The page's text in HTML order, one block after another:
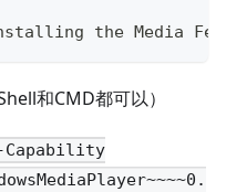
the Media
和CMD都可以）
Capability